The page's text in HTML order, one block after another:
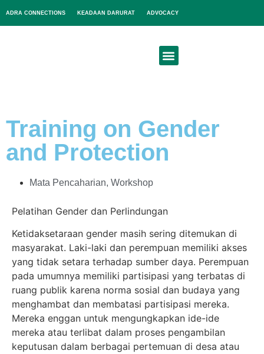
ADRA CONNECTIONS KEADAAN DARURAT ADVOCACY
Training on Gender
and Protection
Mata Pencaharian, Workshop
Pelatihan Gender dan Perlindungan
Ketidaksetaraan gender masih sering ditemukan di
masyarakat. Laki-laki dan perempuan memiliki akses
yang tidak setara terhadap sumber daya. Perempuan
pada umumnya memiliki partisipasi yang terbatas di
ruang publik karena norma sosial dan budaya yang
menghambat dan membatasi partisipasi mereka.
Mereka enggan untuk mengungkapkan ide-ide
mereka atau terlibat dalam proses pengambilan
keputusan dalam berbagai pertemuan di desa atau